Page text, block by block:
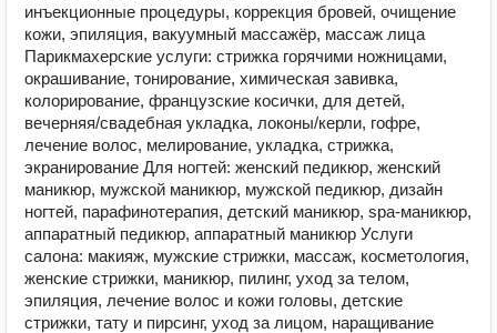
инъекционные процедуры, коррекция бровей, очищение
кожи, эпиляция, вакуумный массажёр, массаж лица
Парикмахерские услуги: стрижка горячими ножницами,
окрашивание, тонирование, химическая завивка,
колорирование, французские косички, для детей,
вечерняя/свадебная укладка, локоны/керли, гофре,
лечение волос, мелирование, укладка, стрижка,
экранирование Для ногтей: женский педикюр, женский
маникюр, мужской маникюр, мужской педикюр, дизайн
ногтей, парафинотерапия, детский маникюр, spa-маникюр,
аппаратный педикюр, аппаратный маникюр Услуги
салона: макияж, мужские стрижки, массаж, косметология,
женские стрижки, маникюр, пилинг, уход за телом,
эпиляция, лечение волос и кожи головы, детские
стрижки, тату и пирсинг, уход за лицом, наращивание